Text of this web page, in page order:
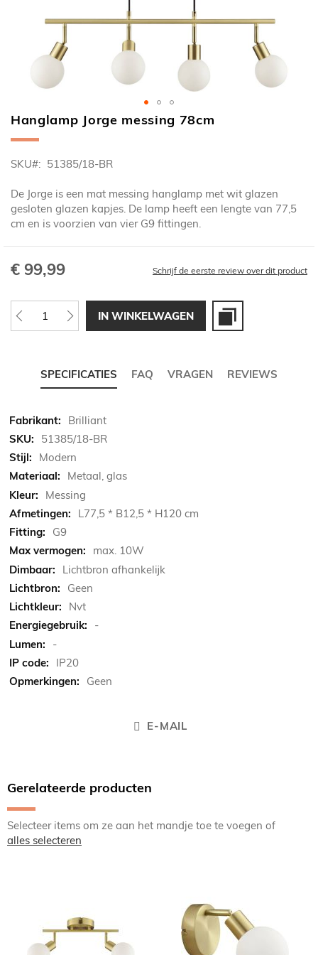
Ga
naar
begin
de
afbeeldingen-
gallerij
Hanglamp Jorge messing 78cm
SKU 51385/18-BR
De Jorge is een mat messing hanglamp met wit glazen
gesloten glazen kapjes. De lamp heeft een lengte van 77,5
cm en is voorzien van vier G9 fittingen.
€ 99,99 Schrijf de eerste review over dit product
IN WINKELWAGEN
SPECIFICATIES FAQ VRAGEN REVIEWS
Meer
informatie
Brilliant
51385/18-BR
Modern
Metaal, glas
Messing
L77,5 * B12,5 * H120 cm
G9
max. 10W
Lichtbron afhankelijk
Geen
Nvt
-
-
IP20
Geen
E-MAIL
Gerelateerde producten
Selecteer items om ze aan het mandje toe te voegen of
alles selecteren